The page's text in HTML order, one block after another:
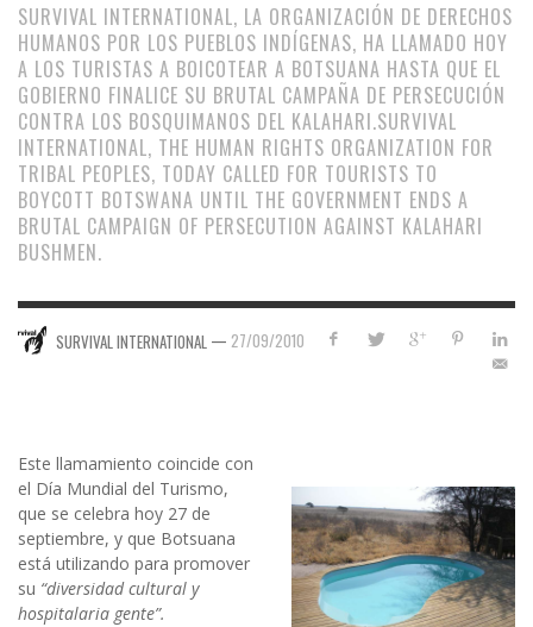
SURVIVAL INTERNATIONAL, LA ORGANIZACIÓN DE DERECHOS
HUMANOS POR LOS PUEBLOS INDÍGENAS, HA LLAMADO HOY
A LOS TURISTAS A BOICOTEAR A BOTSUANA HASTA QUE EL
GOBIERNO FINALICE SU BRUTAL CAMPAÑA DE PERSECUCIÓN
CONTRA LOS BOSQUIMANOS DEL KALAHARI.SURVIVAL
INTERNATIONAL, THE HUMAN RIGHTS ORGANIZATION FOR
TRIBAL PEOPLES, TODAY CALLED FOR TOURISTS TO
BOYCOTT BOTSWANA UNTIL THE GOVERNMENT ENDS A
BRUTAL CAMPAIGN OF PERSECUTION AGAINST KALAHARI
BUSHMEN.
SURVIVAL INTERNATIONAL — 27/09/2010
Este llamamiento coincide con
el Día Mundial del Turismo,
que se celebra hoy 27 de
septiembre, y que Botsuana
está utilizando para promover
su “diversidad cultural y
hospitalaria gente”.